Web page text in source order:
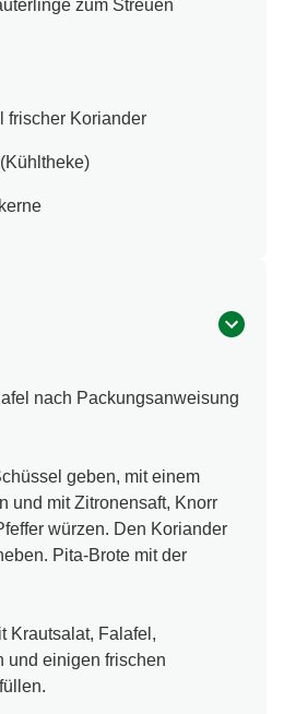
zum Streuen
frischer Koriander
nach Packungsanweisung
geben, mit einem
und mit Zitronensaft, Knorr
würzen. Den Koriander
Pita-Brote mit der
Krautsalat, Falafel,
und einigen frischen